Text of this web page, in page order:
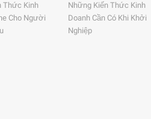
Thức Kinh
Cho Người
Những Kiến Thức Kinh
Doanh Cần Có Khi Khởi
Nghiệp